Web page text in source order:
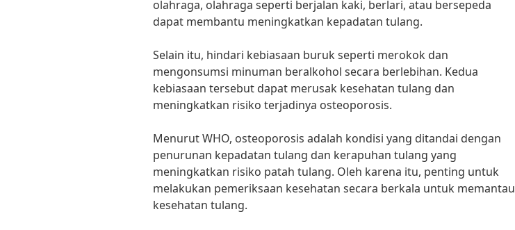
olahraga, olahraga seperti berjalan kaki, berlari, atau bersepeda
dapat membantu meningkatkan kepadatan tulang.
Selain itu, hindari kebiasaan buruk seperti merokok dan
mengonsumsi minuman beralkohol secara berlebihan. Kedua
kebiasaan tersebut dapat merusak kesehatan tulang dan
meningkatkan risiko terjadinya osteoporosis.
Menurut WHO, osteoporosis adalah kondisi yang ditandai dengan
penurunan kepadatan tulang dan kerapuhan tulang yang
meningkatkan risiko patah tulang. Oleh karena itu, penting untuk
melakukan pemeriksaan kesehatan secara berkala untuk memantau
kesehatan tulang.